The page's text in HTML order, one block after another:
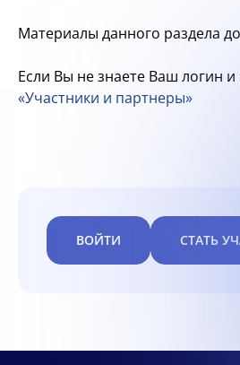
Материалы данного раздела
Если Вы не знаете Ваш логин
«Участники и партнеры»
ВОЙТИ СТАТЬ